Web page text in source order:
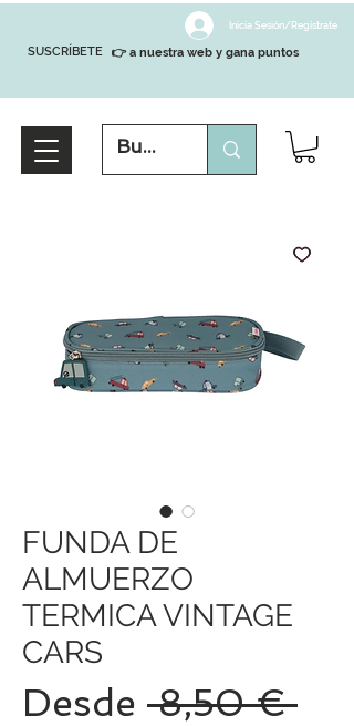
SUSCRÍBETE
Inicia Sesión/Regístrate
👉 a nuestra web y gana puntos
FUNDA DE
ALMUERZO
TERMICA VINTAGE
CARS
Desde 8,50 €